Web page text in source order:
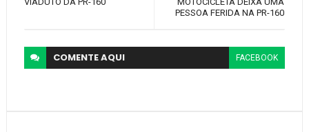
PESSOA FERIDA NA PR-160
COMENTEAQUI FACEBOOK